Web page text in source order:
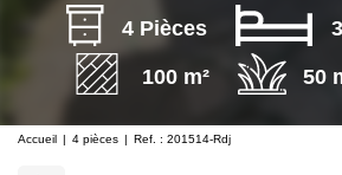
4 Pièces
100 m² 50
Accueil 4 pièces Ref. : 201514-Rdj